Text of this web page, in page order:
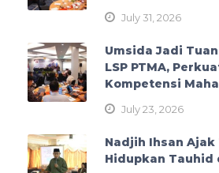
July 31, 2026
Umsida Jadi
LSP PTMA,
Kompetensi
July 23, 2026
Nadjih Ihsan
Hidupkan Tauhid